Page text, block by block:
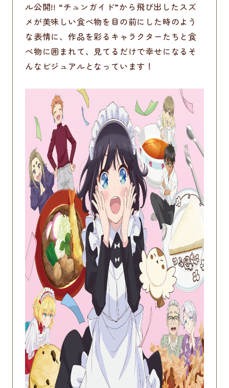
ル公開!! “チュンガイド”から飛び出したスズ
メが美味しい食べ物を目の前にした時のよう
な表情に、作品を彩るキャラクターたちと食
べ物に囲まれて、見てるだけで幸せになるそ
んなビジュアルとなっています！